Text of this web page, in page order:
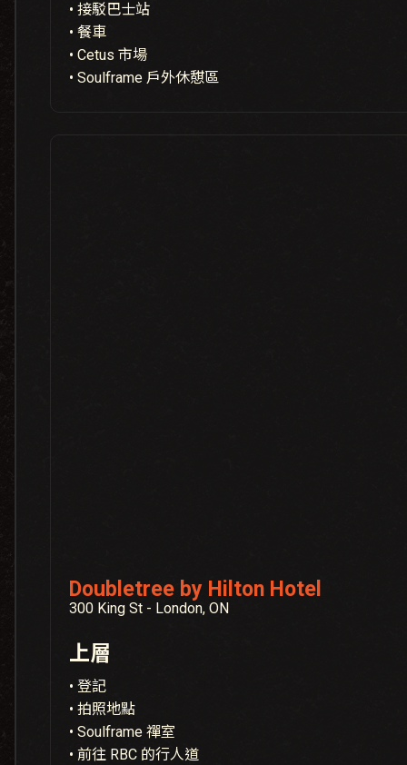
• 接駁巴士站
• 餐車
• Cetus 市場
• Soulframe 戶外休憇區
Doubletree by Hilton Hotel
300 King St - London, ON
上層
• 登記
• 拍照地點
• Soulframe 禪室
• 前往 RBC 的行人道